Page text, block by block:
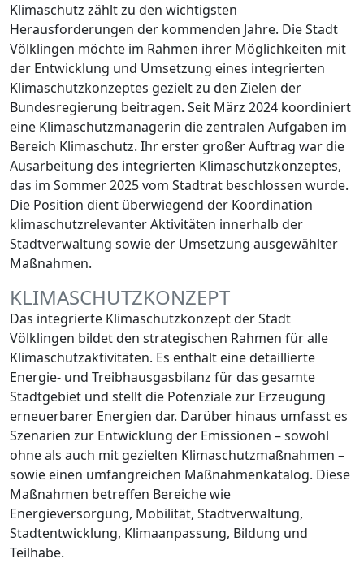
Klimaschutz zählt zu den wichtigsten
Herausforderungen der kommenden Jahre. Die Stadt
Völklingen möchte im Rahmen ihrer Möglichkeiten mit
der Entwicklung und Umsetzung eines integrierten
Klimaschutzkonzeptes gezielt zu den Zielen der
Bundesregierung beitragen. Seit März 2024 koordiniert
eine Klimaschutzmanagerin die zentralen Aufgaben im
Bereich Klimaschutz. Ihr erster großer Auftrag war die
Ausarbeitung des integrierten Klimaschutzkonzeptes,
das im Sommer 2025 vom Stadtrat beschlossen wurde.
Die Position dient überwiegend der Koordination
klimaschutzrelevanter Aktivitäten innerhalb der
Stadtverwaltung sowie der Umsetzung ausgewählter
Maßnahmen.
KLIMASCHUTZKONZEPT
Das integrierte Klimaschutzkonzept der Stadt
Völklingen bildet den strategischen Rahmen für alle
Klimaschutzaktivitäten. Es enthält eine detaillierte
Energie- und Treibhausgasbilanz für das gesamte
Stadtgebiet und stellt die Potenziale zur Erzeugung
erneuerbarer Energien dar. Darüber hinaus umfasst es
Szenarien zur Entwicklung der Emissionen – sowohl
ohne als auch mit gezielten Klimaschutzmaßnahmen –
sowie einen umfangreichen Maßnahmenkatalog. Diese
Maßnahmen betreffen Bereiche wie
Energieversorgung, Mobilität, Stadtverwaltung,
Stadtentwicklung, Klimaanpassung, Bildung und
Teilhabe.